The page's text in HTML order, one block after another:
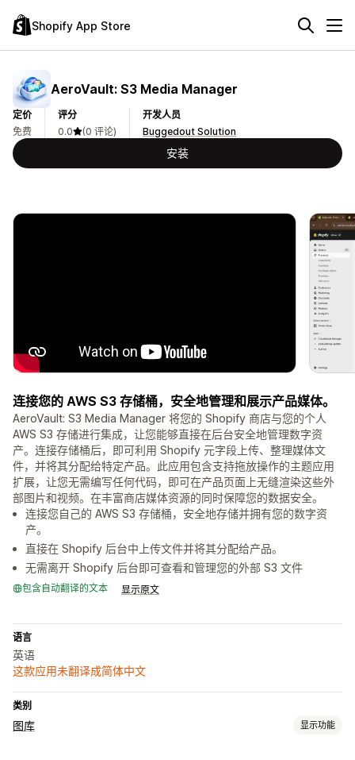
Shopify App Store
AeroVault: S3 Media Manager
定价
免费
评分
0.0
(0 评论)
开发人员
Buggedout Solution
安装
连接您的 AWS S3 存储桶，安全地管理和展示产品媒体。
AeroVault: S3 Media Manager 将您的 Shopify 商店与您的个人
AWS S3 存储进行集成，让您能够直接在后台安全地管理数字资
产。连接存储桶后，即可利用 Shopify 元字段上传、整理媒体文
件，并将其分配给特定产品。此应用包含支持拖放操作的主题应用
扩展，让您无需编写任何代码，即可在产品页面上无缝渲染这些外
部图片和视频。在丰富商店媒体资源的同时保障您的数据安全。
连接您自己的 AWS S3 存储桶，安全地存储并拥有您的数字资
产。
直接在 Shopify 后台中上传文件并将其分配给产品。
无需离开 Shopify 后台即可查看和管理您的外部 S3 文件
包含自动翻译的文本 显示原文
语言
英语
这款应用未翻译成简体中文
类别
图库 显示功能